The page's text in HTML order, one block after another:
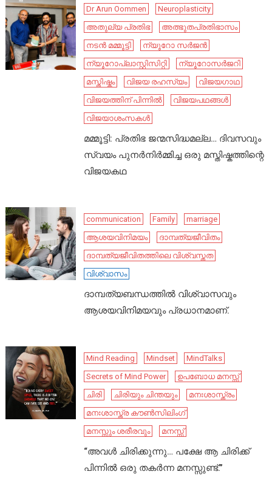
Dr Arun Oommen
Neuroplasticity
അതുല്യ പ്രതിഭ
അത്ഭുതപ്രതിഭാസം
നടൻ മമ്മൂട്ടി
ന്യൂറോ സർജൻ
ന്യൂറോപ്ലാസ്റ്റിസിറ്റി
ന്യൂറോസർജറി
മസ്തിഷ്കം
വിജയ രഹസ്യം
വിജയഗാഥ
വിജയത്തിന് പിന്നിൽ
വിജയപഥങ്ങൾ
വിജയാശംസകൾ
മമ്മൂട്ടി: പ്രതിഭ ജന്മസിദ്ധമല്ല… ദിവസവും
സ്വയം പുനർനിർമ്മിച്ച ഒരു മസ്തിഷ്കത്തിന്റെ
വിജയകഥ
communication Family
marriage
ആശയവിനിമയം
ദാമ്പത്യജീവിതം
ദാമ്പത്യജീവിതത്തിലെ വിശ്വസ്തത
വിശ്വാസം
ദാമ്പത്യബന്ധത്തിൽ വിശ്വാസവും
ആശയവിനിമയവും പ്രധാനമാണ്.
Mind Reading Mindset
MindTalks
Secrets of Mind Power
ഉപബോധ മനസ്സ്
ചിരി
ചിരിയും ചിന്തയും
മനഃശാസ്ത്രം
മനഃശാസ്ത്ര കൗൺസിലിംഗ്
മനസ്സും ശരീരവും
മനസ്സ്
“അവൾ ചിരിക്കുന്നു… പക്ഷേ ആ ചിരിക്ക്
പിന്നിൽ ഒരു തകർന്ന മനസ്സുണ്ട്.”